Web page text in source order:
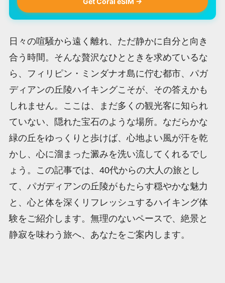
日々の喧騒から遠く離れ、ただ静かに自分と向き
合う時間。そんな贅沢なひとときを求めているな
ら、フィリピン・ミンダナオ島に佇む都市、パガ
ディアンの丘陵ハイキングこそが、その答えかも
しれません。ここは、まだ多くの観光客に知られ
ていない、隠れた宝石のような場所。なだらかな
緑の丘をゆっくりと歩けば、心地よい風が汗を乾
かし、心に溜まった澱みを洗い流してくれるでし
ょう。この記事では、40代からの大人の旅とし
て、パガディアンの丘陵がもたらす穏やかな魅力
と、心と体を深くリフレッシュするハイキング体
験をご紹介します。無理のないペースで、絶景と
静寂を味わう旅へ、あなたをご案内します。